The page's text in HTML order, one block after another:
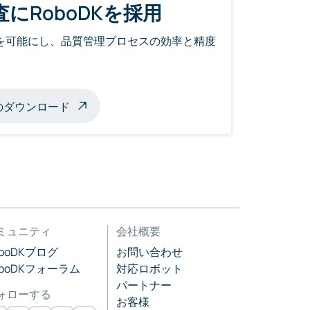
にRoboDKを採用
能にし、品質管理プロセスの効率と精度
ウンロード
ュニティ
ブログ
フォーラム
ローする
会社概要
お問い合わせ
対応ロボット
パートナー
お客様